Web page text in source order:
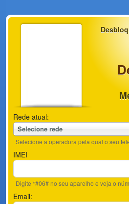
Rede atual:
Selecione rede
Selecione a operadora pela qual o seu
IMEI
Digite *#06# no seu aparelho e veja o
Email: